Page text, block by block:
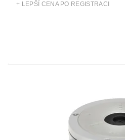
+ LEPŠÍ CENA PO REGISTRACI